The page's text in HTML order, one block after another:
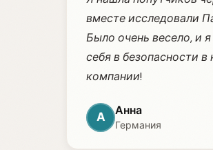
вместе исследовали
Было очень весело, и
себя в безопасности в
компании!
А Анна
Германия